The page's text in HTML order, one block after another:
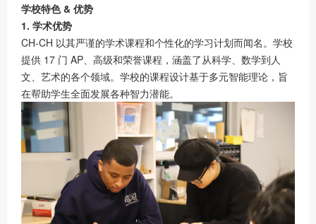
学校特色 & 优势
1. 学术优势
CH-CH 以其严谨的学术课程和个性化的学习计划而闻名。学校
提供 17 门 AP、高级和荣誉课程，涵盖了从科学、数学到人
文、艺术的各个领域。学校的课程设计基于多元智能理论，旨
在帮助学生全面发展各种智力潜能。